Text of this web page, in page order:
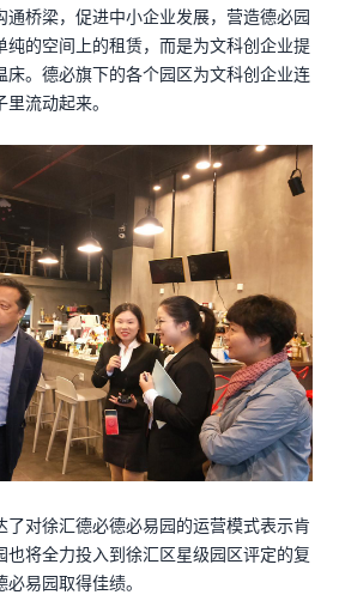
通桥梁，促进中小企业发展，营造德必园
纯的空间上的租赁，而是为文科创企业提
床。德必旗下的各个园区为文科创企业连
流动起来。
了对徐汇德必德必易园的运营模式表示肯
也将全力投入到徐汇区星级园区评定的复
易园取得佳绩。